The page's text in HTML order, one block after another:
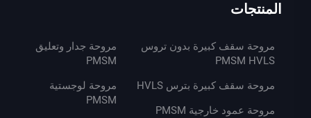
المنتجات
مروحة سقف كبيرة بدون تروس
PMSM HVLS
مروحة سقف كبيرة بترس HVLS
مروحة عمود خارجية PMSM
مروحة جدار وتعليق
PMSM
مروحة لوجستية
PMSM